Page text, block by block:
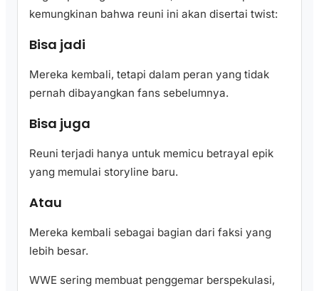
kemungkinan bahwa reuni ini akan disertai twist:
Bisa jadi
Mereka kembali, tetapi dalam peran yang tidak
pernah dibayangkan fans sebelumnya.
Bisa juga
Reuni terjadi hanya untuk memicu betrayal epik
yang memulai storyline baru.
Atau
Mereka kembali sebagai bagian dari faksi yang
lebih besar.
WWE sering membuat penggemar berspekulasi,